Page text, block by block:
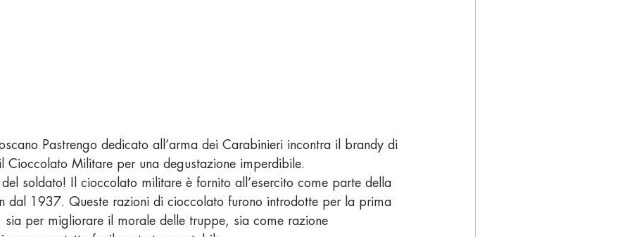
Pastrengo dedicato all’arma dei Carabinieri incontra il brandy di
Cioccolato Militare per una degustazione imperdibile.
soldato! Il cioccolato militare è fornito all’esercito come parte della
dal 1937. Queste razioni di cioccolato furono introdotte per la prima
sia per migliorare il morale delle truppe, sia come razione